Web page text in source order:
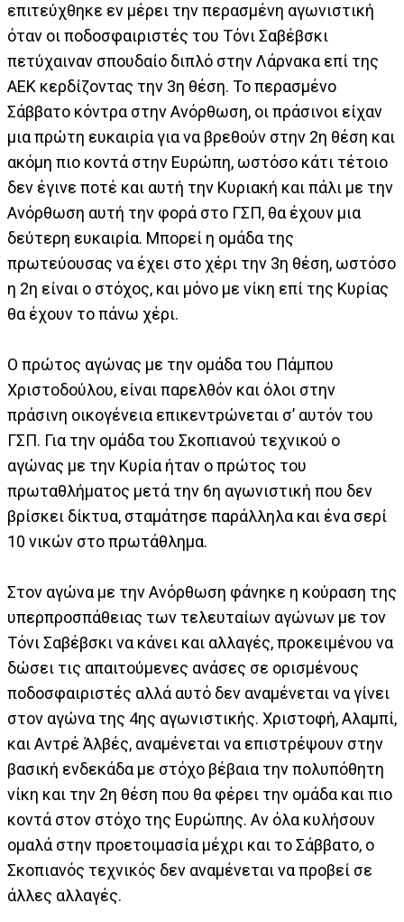
επιτεύχθηκε εν μέρει την περασμένη αγωνιστική
όταν οι ποδοσφαιριστές του Τόνι Σαβέβσκι
πετύχαιναν σπουδαίο διπλό στην Λάρνακα επί της
ΑΕΚ κερδίζοντας την 3η θέση. Το περασμένο
Σάββατο κόντρα στην Ανόρθωση, οι πράσινοι είχαν
μια πρώτη ευκαιρία για να βρεθούν στην 2η θέση και
ακόμη πιο κοντά στην Ευρώπη, ωστόσο κάτι τέτοιο
δεν έγινε ποτέ και αυτή την Κυριακή και πάλι με την
Ανόρθωση αυτή την φορά στο ΓΣΠ, θα έχουν μια
δεύτερη ευκαιρία. Μπορεί η ομάδα της
πρωτεύουσας να έχει στο χέρι την 3η θέση, ωστόσο
η 2η είναι ο στόχος, και μόνο με νίκη επί της Κυρίας
θα έχουν το πάνω χέρι.
Ο πρώτος αγώνας με την ομάδα του Πάμπου
Χριστοδούλου, είναι παρελθόν και όλοι στην
πράσινη οικογένεια επικεντρώνεται σ’ αυτόν του
ΓΣΠ. Για την ομάδα του Σκοπιανού τεχνικού ο
αγώνας με την Κυρία ήταν ο πρώτος του
πρωταθλήματος μετά την 6η αγωνιστική που δεν
βρίσκει δίκτυα, σταμάτησε παράλληλα και ένα σερί
10 νικών στο πρωτάθλημα.
Στον αγώνα με την Ανόρθωση φάνηκε η κούραση της
υπερπροσπάθειας των τελευταίων αγώνων με τον
Τόνι Σαβέβσκι να κάνει και αλλαγές, προκειμένου να
δώσει τις απαιτούμενες ανάσες σε ορισμένους
ποδοσφαιριστές αλλά αυτό δεν αναμένεται να γίνει
στον αγώνα της 4ης αγωνιστικής. Χριστοφή, Αλαμπί,
και Αντρέ Άλβές, αναμένεται να επιστρέψουν στην
βασική ενδεκάδα με στόχο βέβαια την πολυπόθητη
νίκη και την 2η θέση που θα φέρει την ομάδα και πιο
κοντά στον στόχο της Ευρώπης. Αν όλα κυλήσουν
ομαλά στην προετοιμασία μέχρι και το Σάββατο, ο
Σκοπιανός τεχνικός δεν αναμένεται να προβεί σε
άλλες αλλαγές.